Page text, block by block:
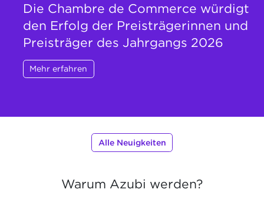
Die Chambre de Commerce würdigt
den Erfolg der Preisträgerinnen und
Preisträger des Jahrgangs 2026
Mehr erfahren
Alle Neuigkeiten
Warum Azubi werden?